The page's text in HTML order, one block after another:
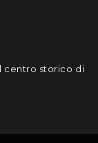
centro storico di